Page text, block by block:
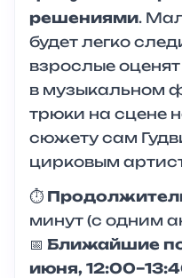
решениями.
будет легко
взрослые
в музыкальном
трюки на сцене
сюжету сам
цирковым
⏱
минут (с одним
📅 Ближайшие
июня,